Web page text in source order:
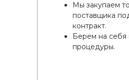
Мы закупаем
поставщика
контракт.
Берем на
процедуры.